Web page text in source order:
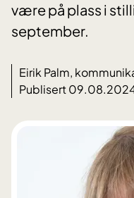
være på plass i
september.
Eirik Palm,
Publisert